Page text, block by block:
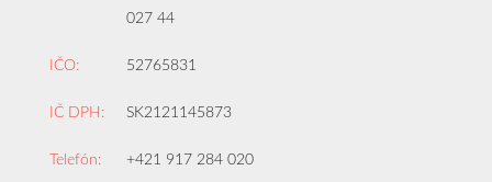
027 44
IČO: 52765831
IČ DPH: SK2121145873
Telefón: +421 917 284 020